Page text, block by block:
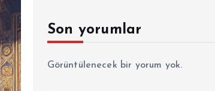
Son yorumlar
Görüntülenecek bir yorum yok.